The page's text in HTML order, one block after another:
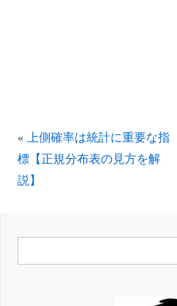
«
上側確率は統計に重要な指
標【正規分布表の見方を解
説】